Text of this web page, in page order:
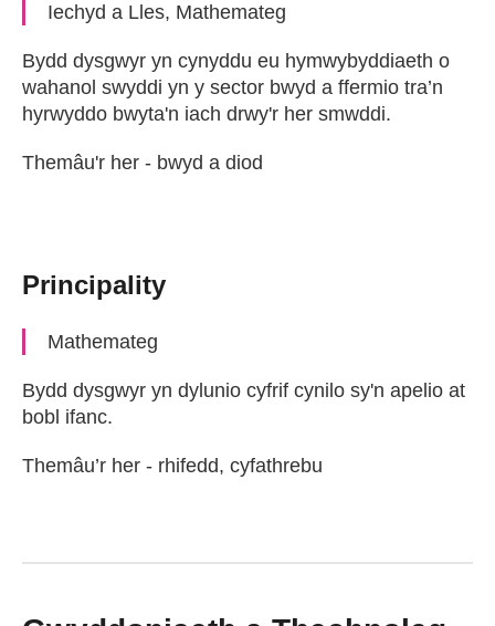
Iechyd a Lles, Mathemateg
Bydd dysgwyr yn cynyddu eu hymwybyddiaeth o
wahanol swyddi yn y sector bwyd a ffermio tra’n
hyrwyddo bwyta'n iach drwy'r her smwddi.
Themâu'r her - bwyd a diod
Principality
Mathemateg
Bydd dysgwyr yn dylunio cyfrif cynilo sy'n apelio at
bobl ifanc.
Themâu’r her - rhifedd, cyfathrebu